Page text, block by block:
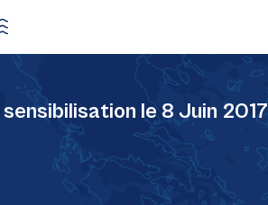
le 8 Juin 2017